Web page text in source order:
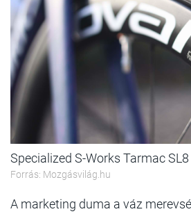
Specialized S-Works Tarmac SL8
Forrás: Mozgásvilág.hu
A marketing duma a váz